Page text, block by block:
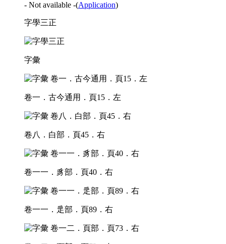
- Not available -(Application)
字學三正
字彙
卷一．古今通用．頁15．左
卷八．白部．頁45．右
卷一一．豸部．頁40．右
卷一一．辵部．頁89．右